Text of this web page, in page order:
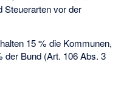
Steuerarten vor der
15 % die Kommunen,
der Bund (Art. 106 Abs. 3